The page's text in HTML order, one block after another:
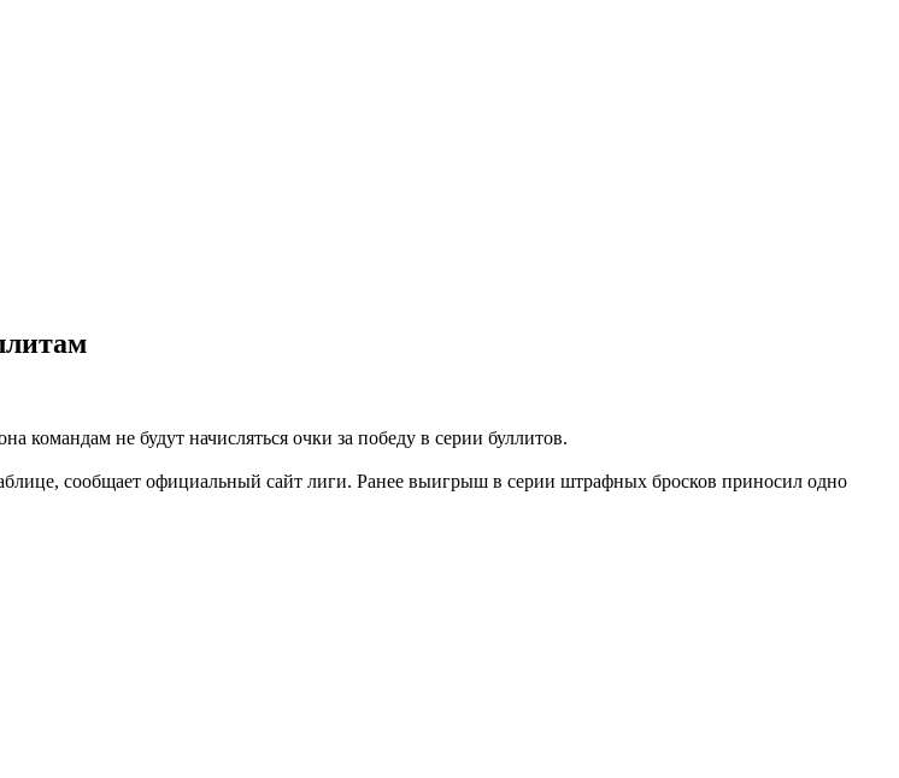
командам не будут начисляться очки за победу в серии буллитов.
сообщает официальный сайт лиги. Ранее выигрыш в серии штрафных бросков приносил одно